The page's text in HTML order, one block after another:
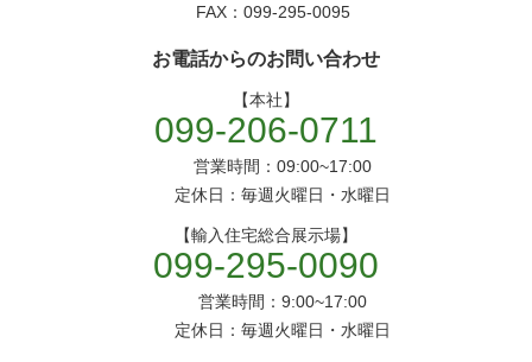
FAX：099-295-0095
お電話からのお問い合わせ
【本社】
099-206-0711
営業時間：09:00~17:00
定休日：毎週火曜日・水曜日
【輸入住宅総合展示場】
099-295-0090
営業時間：9:00~17:00
定休日：毎週火曜日・水曜日